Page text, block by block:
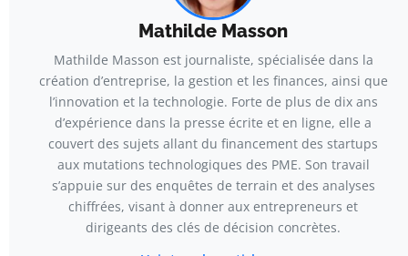
Mathilde Masson
Mathilde Masson est journaliste, spécialisée dans la
création d’entreprise, la gestion et les finances, ainsi que
l’innovation et la technologie. Forte de plus de dix ans
d’expérience dans la presse écrite et en ligne, elle a
couvert des sujets allant du financement des startups
aux mutations technologiques des PME. Son travail
s’appuie sur des enquêtes de terrain et des analyses
chiffrées, visant à donner aux entrepreneurs et
dirigeants des clés de décision concrètes.